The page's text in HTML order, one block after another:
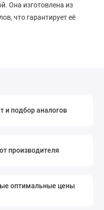
Она изготовлена из
что гарантирует её
и подбор аналогов
производителя
оптимальные цены